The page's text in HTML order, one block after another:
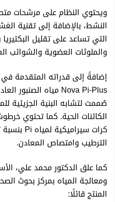
بالفيديو: اعترافات مسلحي
اعتقال لاهور جنكي برهان في
القوات
مصرف بغداد يحقق إنجازًا
يحصل على تفويض
ويحتوي النظام على مرشحات
التي تساعد على تقليل
والملوثات العضوية والشوائب
صُممت لتشابه البنية الجزيئية
الترطيب وامتصاص المعادن.
كما علق الدكتور محمد علي،
ومعالجة المياه بمركز بحوث
المنتج قائلًا: